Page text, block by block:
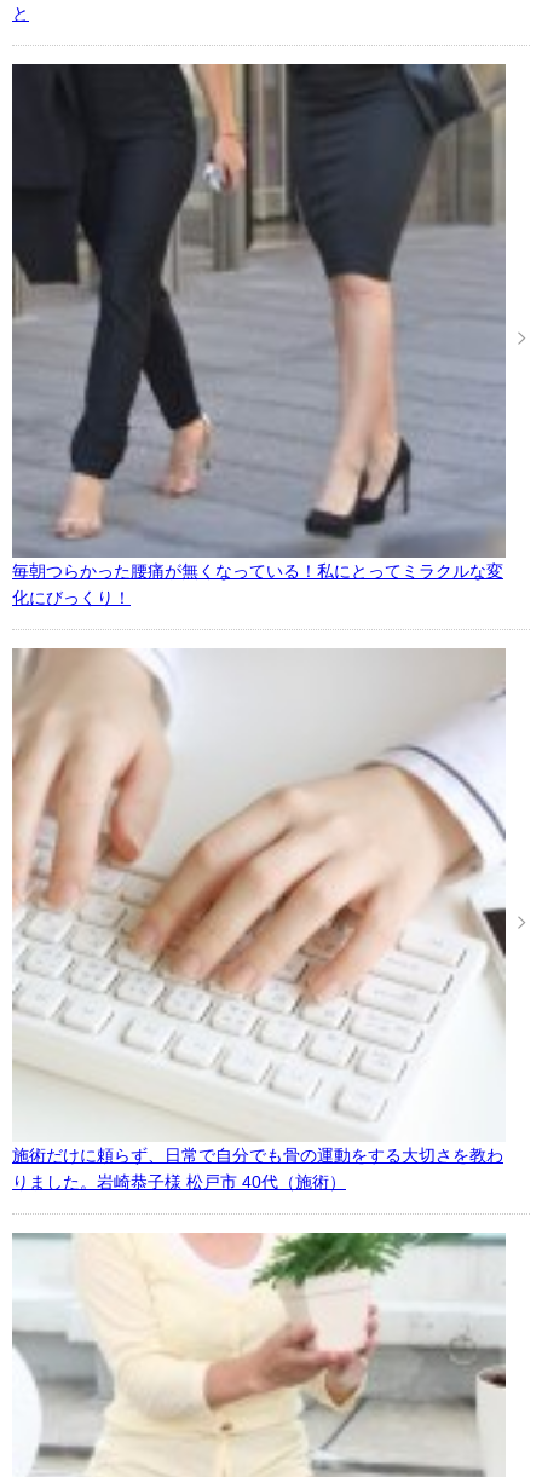
と
毎朝つらかった腰痛が無くなっている！私にとってミラクルな変
化にびっくり！
施術だけに頼らず、日常で自分でも骨の運動をする大切さを教わ
りました。岩崎恭子様 松戸市 40代（施術）